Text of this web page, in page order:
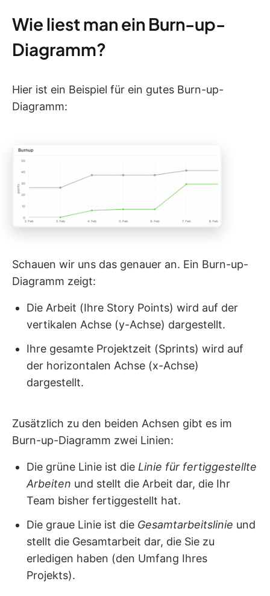
Wie liest man ein Burn-up-
Diagramm?
Hier ist ein Beispiel für ein gutes Burn-up-
Diagramm:
Schauen wir uns das genauer an. Ein Burn-up-
Diagramm zeigt:
Die Arbeit (Ihre Story Points) wird auf der
vertikalen Achse (y-Achse) dargestellt.
Ihre gesamte Projektzeit (Sprints) wird auf
der horizontalen Achse (x-Achse)
dargestellt.
Zusätzlich zu den beiden Achsen gibt es im
Burn-up-Diagramm zwei Linien:
Die grüne Linie ist die Linie für fertiggestellte
Arbeiten und stellt die Arbeit dar, die Ihr
Team bisher fertiggestellt hat.
Die graue Linie ist die Gesamtarbeitslinie und
stellt die Gesamtarbeit dar, die Sie zu
erledigen haben (den Umfang Ihres
Projekts).